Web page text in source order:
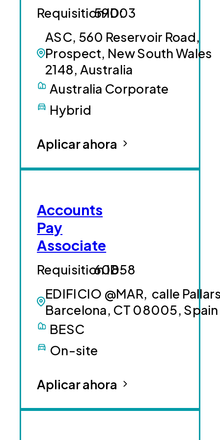
ASC, 560 Reservoir Road,
Prospect, New South Wales
2148, Australia
59003
Australia Corporate
Hybrid
Aplicar ahora
Accounts
Pay
Associate
EDIFICIO @MAR, calle
Barcelona, CT 08005, Spain
60858
BESC
On-site
Aplicar ahora